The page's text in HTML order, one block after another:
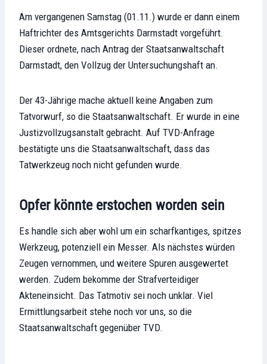
Am vergangenen Samstag (01.11.) wurde er dann einem
Haftrichter des Amtsgerichts Darmstadt vorgeführt.
Dieser ordnete, nach Antrag der Staatsanwaltschaft
Darmstadt, den Vollzug der Untersuchungshaft an.
Der 43-Jährige mache aktuell keine Angaben zum
Tatvorwurf, so die Staatsanwaltschaft. Er wurde in eine
Justizvollzugsanstalt gebracht. Auf TVD-Anfrage
bestätigte uns die Staatsanwaltschaft, dass das
Tatwerkzeug noch nicht gefunden wurde.
Opfer könnte erstochen worden sein
Es handle sich aber wohl um ein scharfkantiges, spitzes
Werkzeug, potenziell ein Messer. Als nächstes würden
Zeugen vernommen, und weitere Spuren ausgewertet
werden. Zudem bekomme der Strafverteidiger
Akteneinsicht. Das Tatmotiv sei noch unklar. Viel
Ermittlungsarbeit stehe noch vor uns, so die
Staatsanwaltschaft gegenüber TVD.